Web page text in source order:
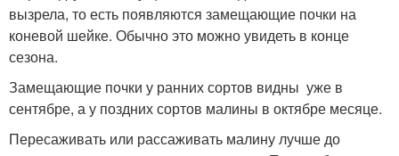
вызрела, то есть появляются замещающие почки на
коневой шейке. Обычно это можно увидеть в конце
сезона.
Замещающие почки у ранних сортов видны уже в
сентябре, а у поздних сортов малины в октябре месяце.
Пересаживать или рассаживать малину лучше до